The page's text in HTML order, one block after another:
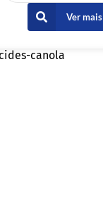
Ver mais